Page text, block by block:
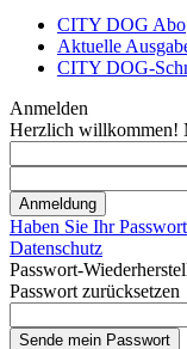
CITY DOG Abo
Aktuelle
CITY DOG-
Anmelden
Herzlich willkommen!
Haben Sie Ihr
Datenschutz
Passwort-
Passwort zurücksetzen